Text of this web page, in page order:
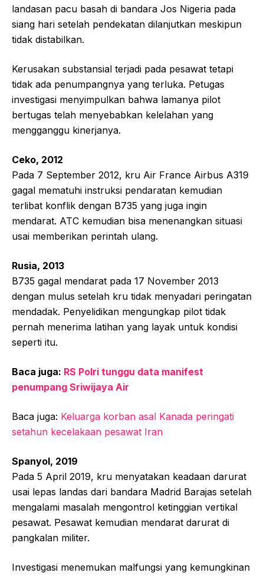
landasan pacu basah di bandara Jos Nigeria pada
siang hari setelah pendekatan dilanjutkan meskipun
tidak distabilkan.
Kerusakan substansial terjadi pada pesawat tetapi
tidak ada penumpangnya yang terluka. Petugas
investigasi menyimpulkan bahwa lamanya pilot
bertugas telah menyebabkan kelelahan yang
mengganggu kinerjanya.
Ceko, 2012
Pada 7 September 2012, kru Air France Airbus A319
gagal mematuhi instruksi pendaratan kemudian
terlibat konflik dengan B735 yang juga ingin
mendarat. ATC kemudian bisa menenangkan situasi
usai memberikan perintah ulang.
Rusia, 2013
B735 gagal mendarat pada 17 November 2013
dengan mulus setelah kru tidak menyadari peringatan
mendadak. Penyelidikan mengungkap pilot tidak
pernah menerima latihan yang layak untuk kondisi
seperti itu.
Baca juga: RS Polri tunggu data manifest
penumpang Sriwijaya Air
Baca juga: Keluarga korban asal Kanada peringati
setahun kecelakaan pesawat Iran
Spanyol, 2019
Pada 5 April 2019, kru menyatakan keadaan darurat
usai lepas landas dari bandara Madrid Barajas setelah
mengalami masalah mengontrol ketinggian vertikal
pesawat. Pesawat kemudian mendarat darurat di
pangkalan militer.
Investigasi menemukan malfungsi yang kemungkinan